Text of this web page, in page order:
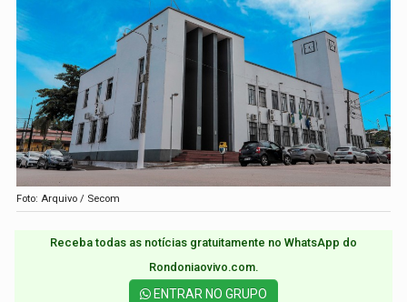
Foto: Arquivo / Secom
Receba todas as notícias gratuitamente no WhatsApp do
Rondoniaovivo.com.​
ENTRAR NO GRUPO